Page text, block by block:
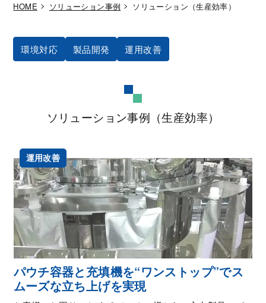
HOME ソリューション事例 ソリューション（生産効率）
環境対応 製品開発 運用改善
ソリューション事例（生産効率）
運用改善
パウチ容器と充填機を“ワンストップ”でス
ムーズな立ち上げを実現